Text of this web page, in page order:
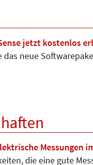
jetzt kostenlos
das neue
Messungen
die eine gute